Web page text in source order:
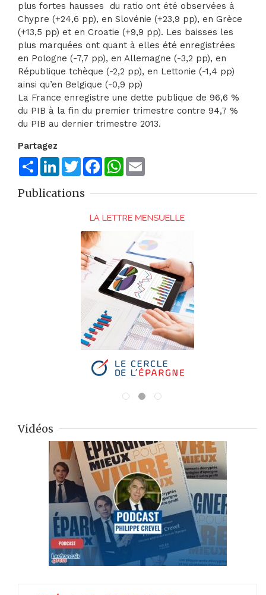
plus fortes hausses du ratio ont été observées à
Chypre (+24,6 pp), en Slovénie (+23,9 pp), en Grèce
(+13,5 pp) et en Croatie (+9,9 pp). Les baisses les
plus marquées ont quant à elles été enregistrées
en Pologne (-7,7 pp), en Allemagne (-3,2 pp), en
République tchèque (-2,2 pp), en Lettonie (-1,4 pp)
ainsi qu’en Belgique (-0,9 pp)
La France enregistre une dette publique de 96,6 %
du PIB à la fin du premier trimestre contre 94,7 %
du PIB au dernier trimestre 2013.
Partagez
ShareLinkedInTwitterFacebookWhatsApp
Publications
Vidéos